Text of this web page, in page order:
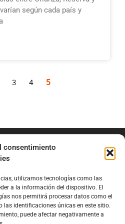
consentimiento
utilizamos tecnologías como las
a la información del dispositivo. El
nos permitirá procesar datos como el
identificaciones únicas en este sitio.
puede afectar negativamente a
según cada país y
3 4 5
Academia
Podcast